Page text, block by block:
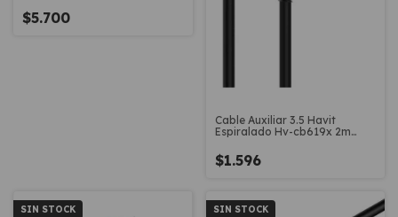
$5.700
Cable Auxiliar 3.5 Havit
Espiralado Hv-cb619x 2m
$1.596
SIN STOCK SIN STOCK